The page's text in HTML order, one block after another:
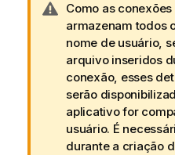
N
o
t
a
d
e
a
d
v
Como as
armazenam todos
nome de usuário,
arquivo inseridos
conexão, esses
serão
aplicativo for
usuário. É
durante a criação